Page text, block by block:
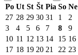
Po Ut St Št Pia So Ne
27 28 29 30 31 1
2
3
4 5 6 7 8
9
10 11 12 13 14 15 16
17 18 19 20 21 22 23